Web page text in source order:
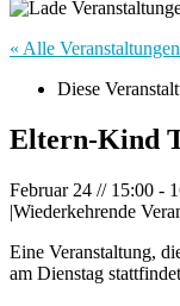
« Alle Veranstaltungen
Diese
Eltern-Kind
Februar 24 // 15:00 -
|Wiederkehrende
Eine Veranstaltung,
am Dienstag